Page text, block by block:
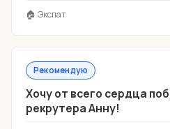
🏠 Экспат
Рекомендую
Хочу от всего сердца
рекрутера Анну!